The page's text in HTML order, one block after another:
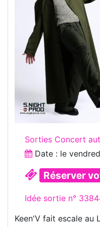
Sorties Concert
Date : le
Réserver
Idée sortie n°
Keen'V fait escale au